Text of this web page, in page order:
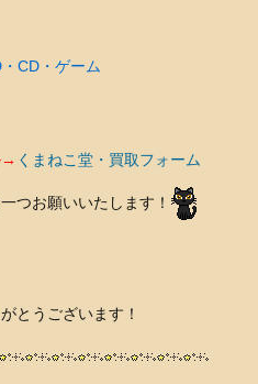
CD・ゲーム
→ くまねこ堂・買取フォーム
つお願いいたします！
とうございます！